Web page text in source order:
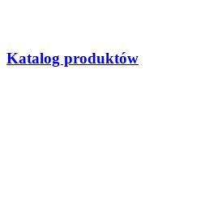
Katalog produktów